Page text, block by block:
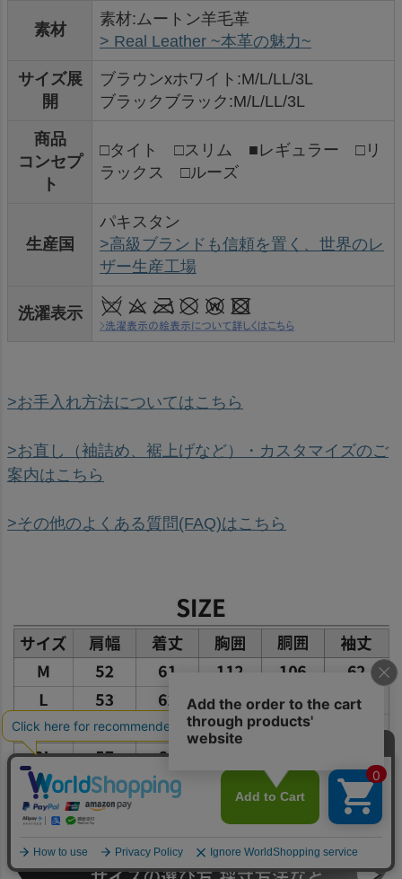
素材
素材:ムートン羊毛革
> Real Leather ~本革の魅力~
サイズ展
開
ブラウンxホワイト:M/L/LL/3L
ブラックブラック:M/L/LL/3L
商品
コンセプ
ト
□タイト □スリム ■レギュラー □リ
ラックス □ルーズ
生産国
パキスタン
>高級ブランドも信頼を置く、世界のレ
ザー生産工場
洗濯表示
>お手入れ方法についてはこちら
>お直し（袖詰め、裾上げなど）・カスタマイズのご
案内はこちら
>その他のよくある質問(FAQ)はこちら